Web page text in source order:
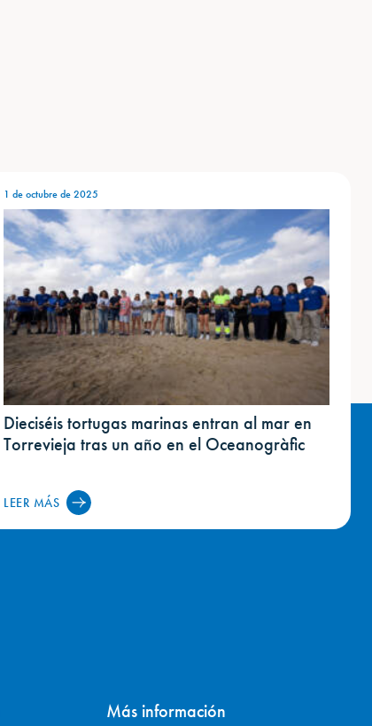
1 de octubre de 2025
Dieciséis tortugas marinas entran al mar en
Torrevieja tras un año en el Oceanogràfic
LEER MÁS
Más información